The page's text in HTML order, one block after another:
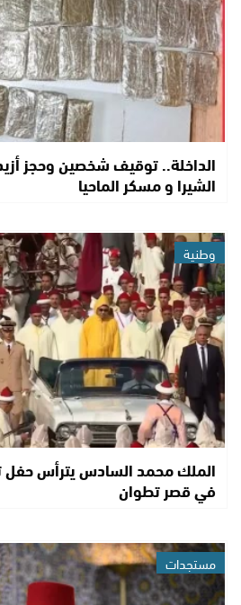
الشيرا و مسكر الماحيا
وطنية
الملك محمد السادس يترأس حفل
في قصر تطوان
مستجدات